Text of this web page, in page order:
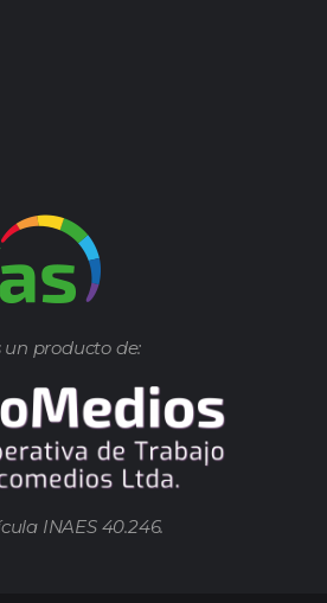
un producto de:
INAES 40.246.